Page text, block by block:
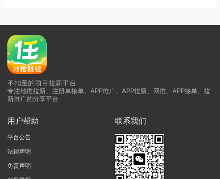
不扣量的项目拉新平台
专注地推拉新、注册单接单、APP推广、APP拉新、网推、APP接单、拉
新推广的分享平台
用户帮助
平台公告
法律声明
免责声明
联系我们